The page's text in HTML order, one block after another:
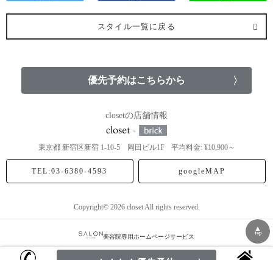
スタイル一覧に戻る
優先予約はこちらから
closetの店舗情報
東京都 新宿区新宿 1-10-5 岡田ビル1F 平均料金: ¥10,900～
TEL:03-6380-4593 googleMAP
Copyright© 2026 closet All rights reserved.
美容院専用ホームページサービス
▲
top